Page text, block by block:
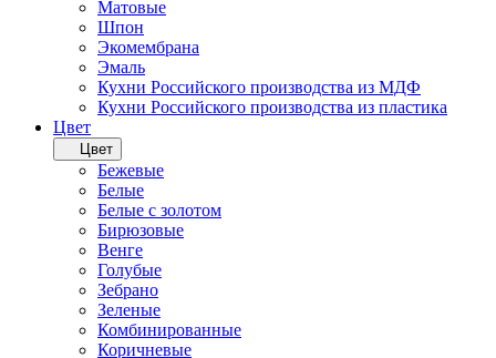
Матовые
Шпон
Экомембрана
Эмаль
Кухни Российского производства из МДФ
Кухни Российского производства из пластика
Цвет
Цвет
Бежевые
Белые
Белые с золотом
Бирюзовые
Венге
Голубые
Зебрано
Зеленые
Комбинированные
Коричневые